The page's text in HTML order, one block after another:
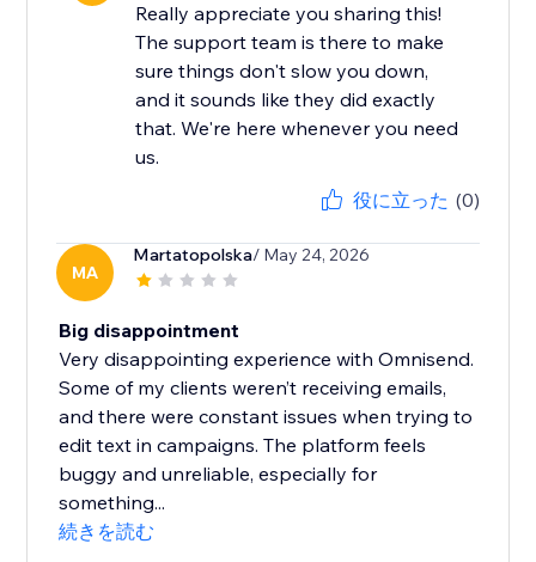
Really appreciate you sharing this!
The support team is there to make
sure things don't slow you down,
and it sounds like they did exactly
that. We're here whenever you need
us.
役に立った (0)
MA
Martatopolska/ May 24, 2026
Big disappointment
Very disappointing experience with Omnisend.
Some of my clients weren’t receiving emails,
and there were constant issues when trying to
edit text in campaigns. The platform feels
buggy and unreliable, especially for
something...
続きを読む